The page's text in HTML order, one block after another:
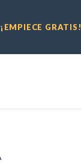
¡EMPIECE GRATIS!